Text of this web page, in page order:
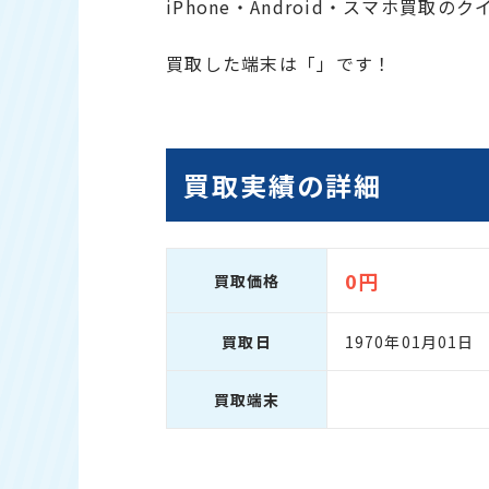
iPhone・Android・スマホ買取のク
買取した端末は「」です！
買取実績の詳細
買取価格 0円
買取日 1970年01月01日
買取端末